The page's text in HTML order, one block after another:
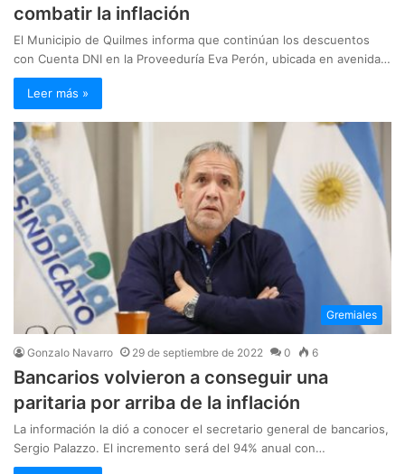
combatir la inflación
El Municipio de Quilmes informa que continúan los descuentos
con Cuenta DNI en la Proveeduría Eva Perón, ubicada en avenida…
Leer más »
Gremiales
Gonzalo Navarro 29 de septiembre de 2022 0 6
Bancarios volvieron a conseguir una
paritaria por arriba de la inflación
La información la dió a conocer el secretario general de bancarios,
Sergio Palazzo. El incremento será del 94% anual con…